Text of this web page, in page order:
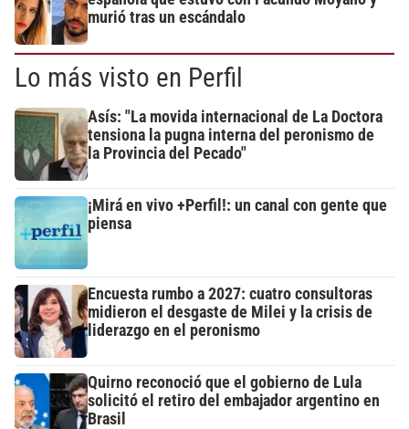
murió tras un escándalo
Lo más visto en Perfil
Asís: "La movida internacional de La Doctora
tensiona la pugna interna del peronismo de
la Provincia del Pecado"
¡Mirá en vivo +Perfil!: un canal con gente que
piensa
Encuesta rumbo a 2027: cuatro consultoras
midieron el desgaste de Milei y la crisis de
liderazgo en el peronismo
Quirno reconoció que el gobierno de Lula
solicitó el retiro del embajador argentino en
Brasil